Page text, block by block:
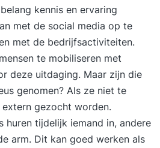
kennis en ervaring
met de social media op te
met de bedrijfsactiviteiten.
te mobiliseren met
deze uitdaging. Maar zijn die
genomen? Als ze niet te
gezocht worden.
huren tijdelijk iemand in, andere
arm. Dit kan goed werken als